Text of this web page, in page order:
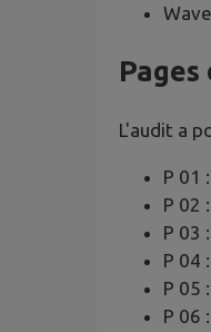
Wave
L'audit a
P 01 :
P 02 :
P 03 :
P 04 :
P 05 :
P 06 :